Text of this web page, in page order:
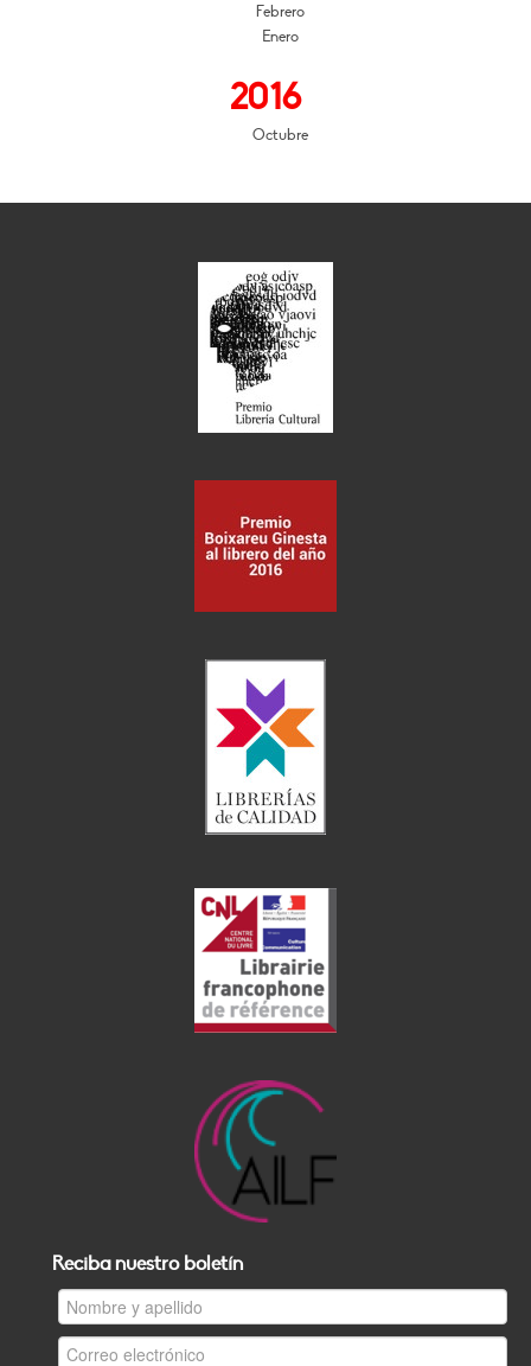
Febrero
Enero
2016
Octubre
Reciba nuestro boletín